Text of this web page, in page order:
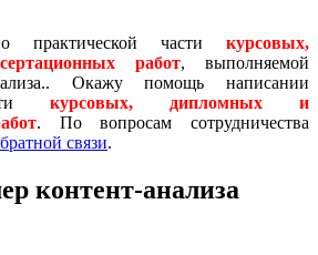
практической части курсовых,
работ, выполняемой
Окажу помощь написании
курсовых, дипломных и
. По вопросам сотрудничества
связи.
контент-анализа